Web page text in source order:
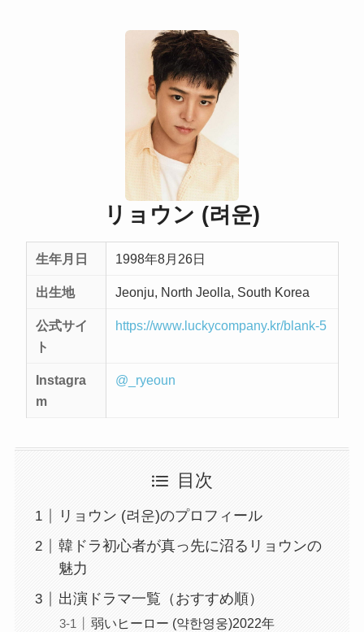
リョウン (려운)
生年月日 1998年8月26日
出生地 Jeonju, North Jeolla, South Korea
公式サイ
ト
https://www.luckycompany.kr/blank-5
Instagra
m
@_ryeoun
目次
リョウン (려운)のプロフィール
韓ドラ初心者が真っ先に沼るリョウンの
魅力
出演ドラマ一覧（おすすめ順）
弱いヒーロー (약한영웅)2022年